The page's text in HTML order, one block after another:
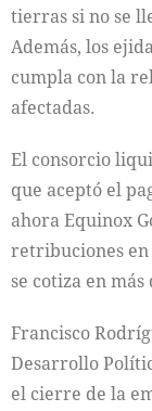
tierras si no se
Además, los
cumpla con la
afectadas.
El consorcio
que aceptó el
ahora Equinox
retribuciones en
se cotiza en
Francisco
Desarrollo
el cierre de la